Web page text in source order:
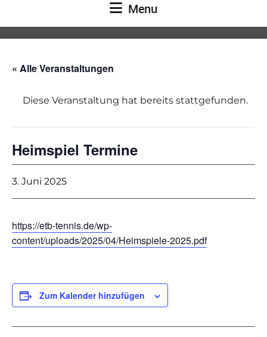
Menu
« Alle Veranstaltungen
Diese Veranstaltung hat bereits stattgefunden.
Heimspiel Termine
3. Juni 2025
https://etb-tennis.de/wp-
content/uploads/2025/04/Heimspiele-2025.pdf
Zum Kalender hinzufügen